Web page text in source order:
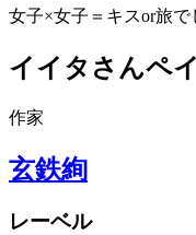
女子×女子＝キスor旅
イイタさんペ
作家
玄鉄絢
レーベル